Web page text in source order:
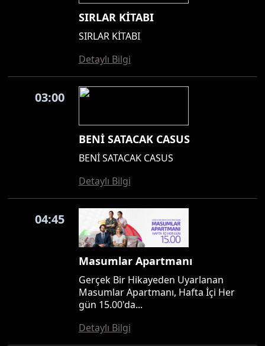
SIRLAR KİTABI
SIRLAR KİTABI
Detaylı Bilgi
03:00
BENİ SATACAK CASUS
BENİ SATACAK CASUS
Detaylı Bilgi
04:45
Masumlar Apartmanı
Gerçek Bir Hikayeden Uyarlanan
Masumlar Apartmanı, Hafta İçi Her
gün 15.00'da...
Detaylı Bilgi